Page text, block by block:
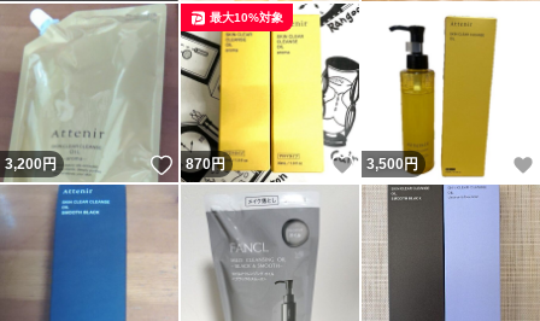
3,200円 いいね！
870円 いいね！
最大10%対象
3,500円